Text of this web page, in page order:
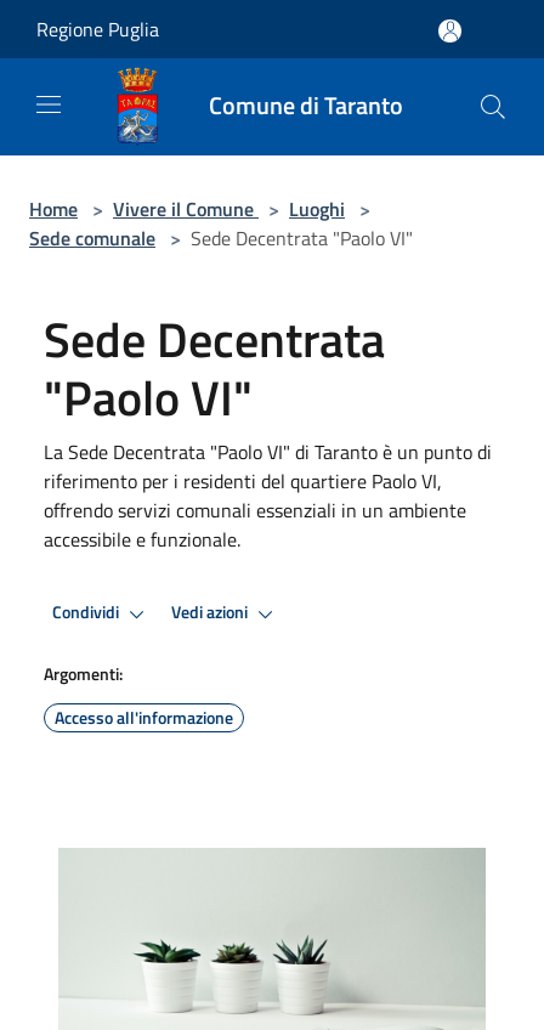
Regione Puglia
Comune di Taranto
Home > Vivere il Comune > Luoghi >
Sede comunale > Sede Decentrata "Paolo VI"
Sede Decentrata
"Paolo VI"
La Sede Decentrata "Paolo VI" di Taranto è un punto di
riferimento per i residenti del quartiere Paolo VI,
offrendo servizi comunali essenziali in un ambiente
accessibile e funzionale.
Condividi Vedi azioni
Argomenti:
Accesso all'informazione